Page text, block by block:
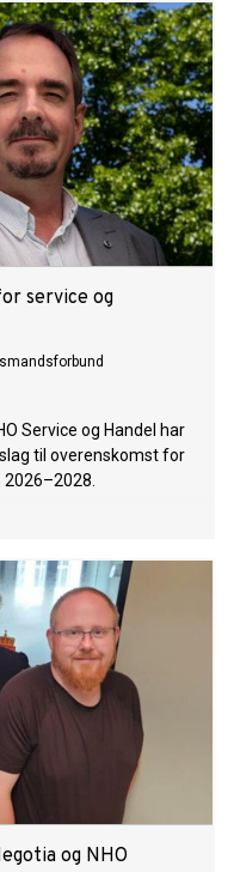
service og
Service og Handel har
til overenskomst for
2026–2028.
og NHO